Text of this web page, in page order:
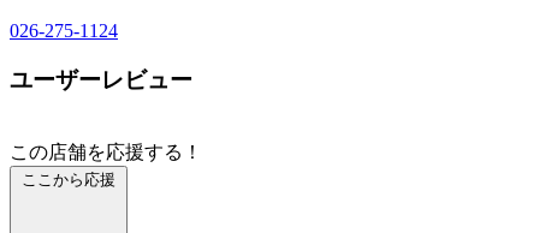
026-275-1124
ユーザーレビュー
この店舗を応援する！
ここから応援